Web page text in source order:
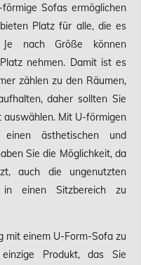
Sofas ermöglichen
Platz für alle, die es
nach Größe können
nehmen. Damit ist es
zählen zu den Räumen,
daher sollten Sie
Mit U-förmigen
ästhetischen und
Sie die Möglichkeit, da
auch die ungenutzten
einen Sitzbereich zu
mit einem U-Form-Sofa zu
Produkt, das Sie